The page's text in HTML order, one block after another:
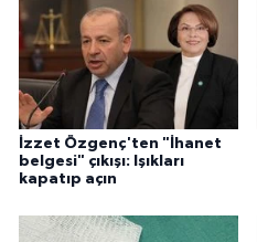
İzzet Özgenç'ten "İhanet
belgesi" çıkışı: Işıkları
kapatıp açın